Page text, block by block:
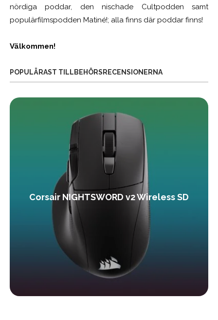
nördiga poddar, den nischade Cultpodden samt
populärfilmspodden Matiné!; alla finns där poddar finns!
Välkommen!
POPULÄRAST TILLBEHÖRSRECENSIONERNA
Corsair NIGHTSWORD v2 Wireless SD